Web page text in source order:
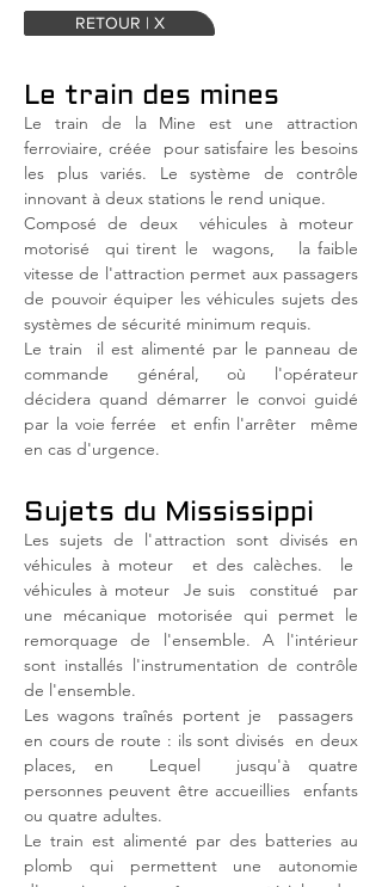
RETOUR | X
Le train des mines
Le train de la Mine est une attraction
ferroviaire, créée
pour satisfaire les besoins
les plus variés. Le système de contrôle
innovant à deux stations le rend unique.
Composé de deux
véhicules à moteur
motorisé
qui tirent le wagons,
la faible
vitesse de l'attraction permet aux passagers
de pouvoir équiper les véhicules sujets des
systèmes de sécurité minimum requis.
Le train
il est alimenté par le panneau de
commande général, où l'opérateur
décidera quand démarrer le convoi guidé
par la voie ferrée
et enfin l'arrêter
même
en cas d'urgence.
Sujets du Mississippi
Les sujets de l'attraction sont divisés en
véhicules à moteur
et des calèches.
le
véhicules à moteur
Je suis constitué
par
une mécanique motorisée qui permet le
remorquage de l'ensemble. A l'intérieur
sont installés l'instrumentation de contrôle
de l'ensemble.
Les wagons traînés portent je
passagers
en cours de route : ils sont divisés en deux
places, en
Lequel
jusqu'à quatre
personnes peuvent être accueillies
enfants
ou quatre adultes.
Le train est alimenté par des batteries au
plomb qui permettent une autonomie